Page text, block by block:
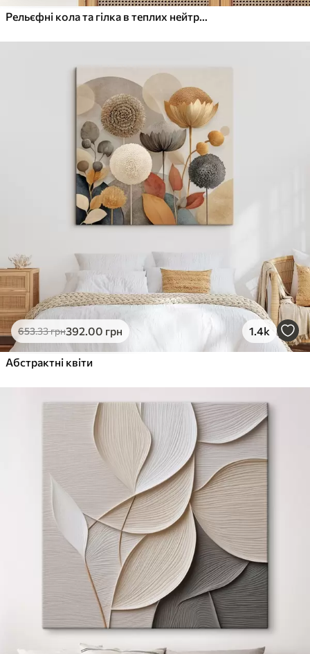
✓Яскраві, насичені кольори
Поверхня з текстурою полотна
Екологічний матеріал
Рельєфні кола та гілка в теплих нейтральних тонах
653.33грн392.00 грн 1.4k
Абстрактні квіти